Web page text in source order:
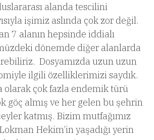
alanda tescilini
işimiz aslında çok zor değil.
7 alanın hepsinde iddialı
dönemde diğer alanlarda
Dosyamızda uzun uzun
ilgili özelliklerimizi saydık.
olarak çok fazla endemik türü
göç almış ve her gelen bu şehrin
katmış. Bizim mutfağımız
Hekim’in yaşadığı yerin